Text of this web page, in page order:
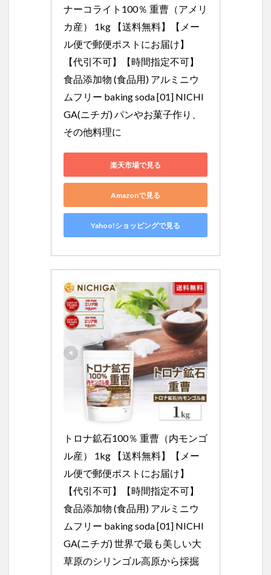
ナーコライト100％ 重曹（アメリ
カ産） 1kg 【送料無料】【メー
ル便で郵便ポストにお届け】
【代引不可】【時間指定不可】
食品添加物 (食品用) アルミニウ
ムフリー baking soda [01] NICHI
GA(ニチガ) パンやお菓子作り、
その他料理に
楽天市場で見る
Amazonで見る
Yahoo!ショッピングで見る
トロナ鉱石100％ 重曹（内モンゴ
ル産） 1kg 【送料無料】【メー
ル便で郵便ポストにお届け】
【代引不可】【時間指定不可】
食品添加物 (食品用) アルミニウ
ムフリー baking soda [01] NICHI
GA(ニチガ) 世界で最も美しい大
草原のシリンゴル高原から採掘